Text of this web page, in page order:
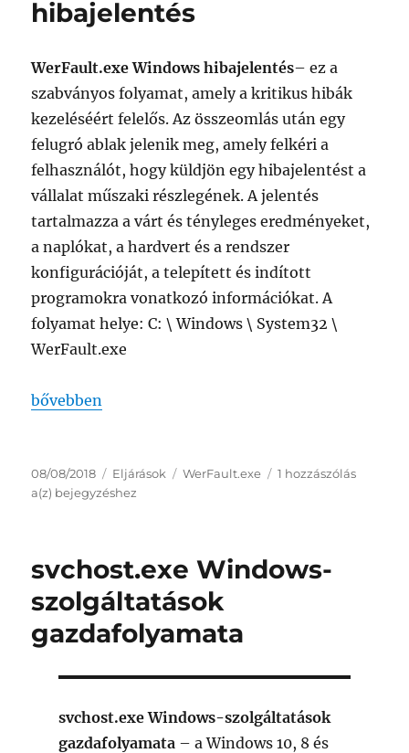
hibajelentés
WerFault.exe Windows hibajelentés– ez a
szabványos folyamat, amely a kritikus hibák
kezeléséért felelős. Az összeomlás után egy
felugró ablak jelenik meg, amely felkéri a
felhasználót, hogy küldjön egy hibajelentést a
vállalat műszaki részlegének. A jelentés
tartalmazza a várt és tényleges eredményeket,
a naplókat, a hardvert és a rendszer
konfigurációját, a telepített és indított
programokra vonatkozó információkat. A
folyamat helye: C: \ Windows \ System32 \
WerFault.exe
„WerFault.exe Windows hibajelentés”
bővebben
Közzétéve
08/08/2018 Kategória
Eljárások Címke
WerFault.exe
1 hozzászólás
a(z) WerFault.exe
bejegyzéshez
svchost.exe Windows-
szolgáltatások
gazdafolyamata
svchost.exe Windows-szolgáltatások
gazdafolyamata – a Windows 10, 8 és